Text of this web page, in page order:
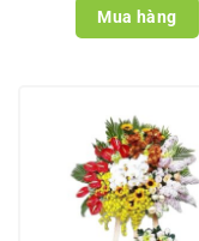
Mua hàng